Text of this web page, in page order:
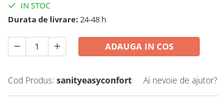
IN STOC
Durata de livrare: 24-48 h
ADAUGA IN COS
Cod Produs: sanityeasyconfort Ai nevoie de ajutor?